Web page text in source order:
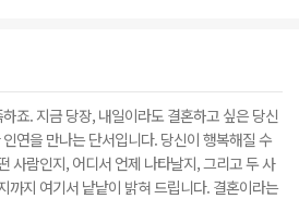
죠. 지금 당장, 내일이라도 결혼하고 싶은 당신
연을 만나는 단서입니다. 당신이 행복해질 수
사람인지, 어디서 언제 나타날지, 그리고 두 사
까지 여기서 낱낱이 밝혀 드립니다. 결혼이라는